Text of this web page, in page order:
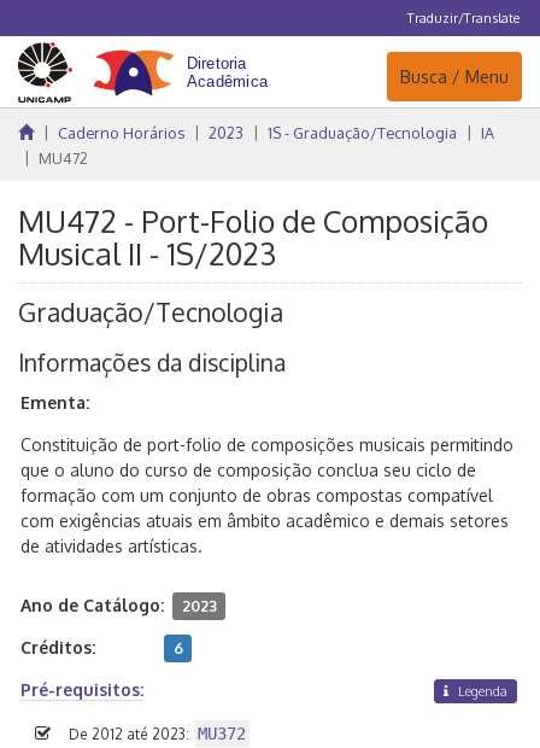
Traduzir/Translate
Navegação
Busca / Menu
Caderno Horários 2023 1S - Graduação/Tecnologia
IA
MU472
MU472 - Port-Folio de Composição
Musical II - 1S/2023
Graduação/Tecnologia
Informações da disciplina
Ementa:
Constituição de port-folio de composições musicais permitindo
que o aluno do curso de composição conclua seu ciclo de
formação com um conjunto de obras compostas compatível
com exigências atuais em âmbito acadêmico e demais setores
de atividades artísticas.
Ano de Catálogo: 2023
Créditos: 6
Pré-requisitos: Legenda
De 2012 até 2023: MU372